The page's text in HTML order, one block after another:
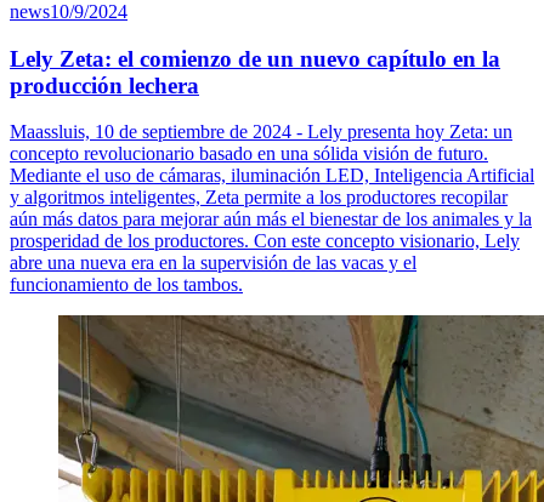
news10/9/2024
Lely Zeta: el comienzo de un nuevo capítulo en la
producción lechera
Maassluis, 10 de septiembre de 2024 - Lely presenta hoy Zeta: un
concepto revolucionario basado en una sólida visión de futuro.
Mediante el uso de cámaras, iluminación LED, Inteligencia Artificial
y algoritmos inteligentes, Zeta permite a los productores recopilar
aún más datos para mejorar aún más el bienestar de los animales y la
prosperidad de los productores. Con este concepto visionario, Lely
abre una nueva era en la supervisión de las vacas y el
funcionamiento de los tambos.